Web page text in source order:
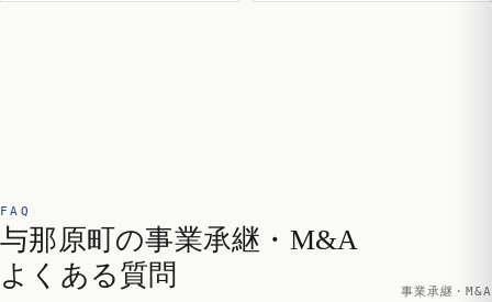
FAQ
与那原町の事業承継・M&A
よくある質問
事業承継・M&A